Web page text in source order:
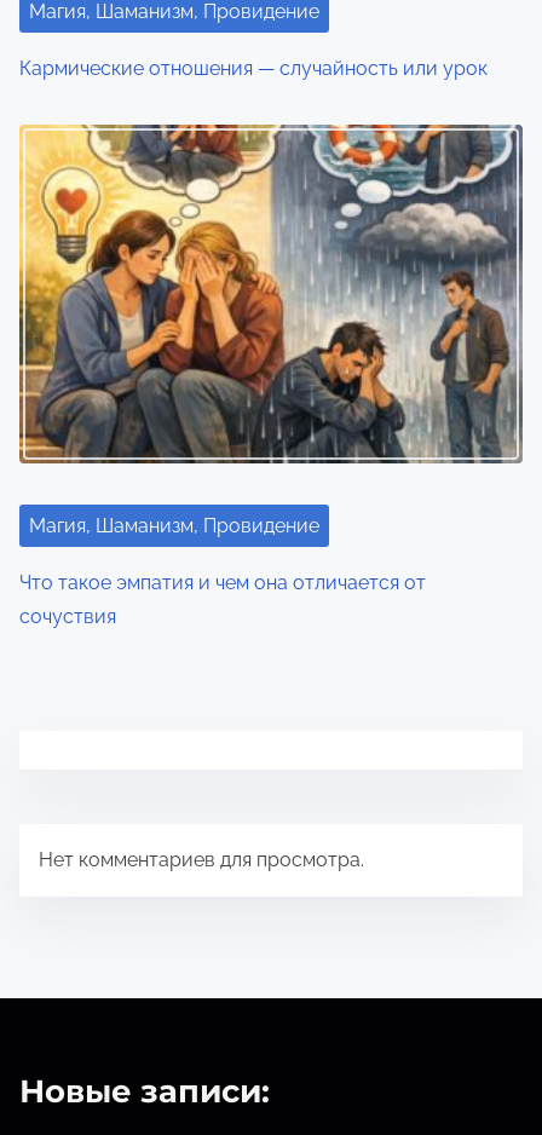
Магия, Шаманизм, Провидение
Кармические отношения — случайность или урок
Магия, Шаманизм, Провидение
Что такое эмпатия и чем она отличается от
сочуствия
Нет комментариев для просмотра.
Новые записи: